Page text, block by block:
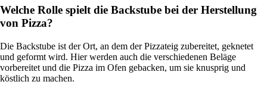
Welche Rolle spielt die Backstube bei der Herstellung
von Pizza?
Die Backstube ist der Ort, an dem der Pizzateig zubereitet, geknetet
und geformt wird. Hier werden auch die verschiedenen Beläge
vorbereitet und die Pizza im Ofen gebacken, um sie knusprig und
köstlich zu machen.